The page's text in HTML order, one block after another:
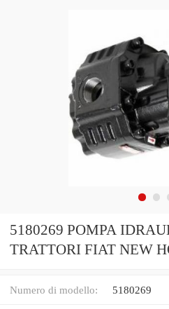
5180269 POMPA
TRATTORI FIAT NEW
Numero di modello: 5180269